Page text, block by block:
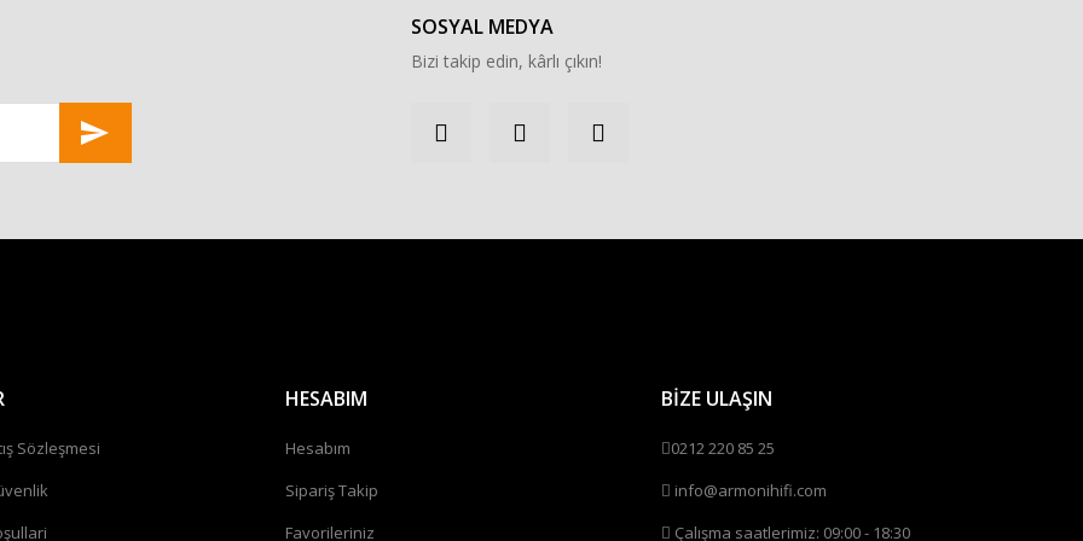
SOSYAL MEDYA
Bizi takip edin, kârlı çıkın!
Sözleşmesi
HESABIM
Hesabım
Sipariş Takip
Favorileriniz
BİZE ULAŞIN
0212 220 85 25
info@armonihifi.com
Çalışma saatlerimiz: 09:00 - 18:30